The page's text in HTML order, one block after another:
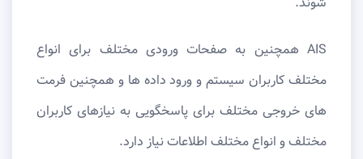
AIS همچنین به صفحات ورودی مختلف برای انواع
مختلف کاربران سیستم و ورود داده ها و همچنین فرمت
های خروجی مختلف برای پاسخگویی به نیازهای کاربران
مختلف و انواع مختلف اطلاعات نیاز دارد.